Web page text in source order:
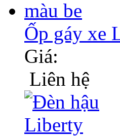
Ốp gáy xe
Giá:
Liên hệ